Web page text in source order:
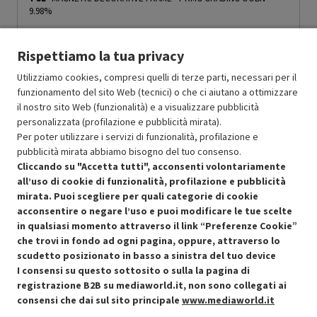
9.98%
O : Confezione originale integra
: Accessori principali presenti
B: Estetica prodotto ottima
N: Prodotto funzionante
Prodotto Nuovo 16.02 -9.98%
Ricondizionato 14.42
Aggiungi al carrello
Condizioni generali di vendita Recedere dal contratto qui
Rispettiamo la tua privacy
Utilizziamo cookies, compresi quelli di terze parti, necessari per il
funzionamento del sito Web (tecnici) o che ci aiutano a ottimizzare
il nostro sito Web (funzionalità) e a visualizzare pubblicità
personalizzata (profilazione e pubblicità mirata).
Per poter utilizzare i servizi di funzionalità, profilazione e
pubblicità mirata abbiamo bisogno del tuo consenso.
Cliccando su "Accetta tutti", acconsenti volontariamente
all’uso di cookie di funzionalità, profilazione e pubblicità
mirata. Puoi scegliere per quali categorie di cookie
acconsentire o negare l’uso e puoi modificare le tue scelte
in qualsiasi momento attraverso il link “Preferenze Cookie”
che trovi in fondo ad ogni pagina, oppure, attraverso lo
scudetto posizionato in basso a sinistra del tuo device
I consensi su questo sottosito o sulla la pagina di
registrazione B2B su mediaworld.it, non sono collegati ai
consensi che dai sul sito principale www.mediaworld.it